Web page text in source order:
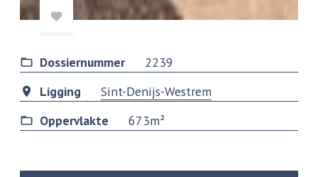
Dossiernummer
2239
Ligging
Sint-Denijs-Westrem
Oppervlakte
673m²